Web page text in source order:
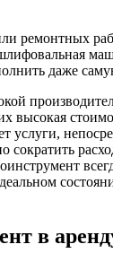
ремонтных
даже
высокая
в